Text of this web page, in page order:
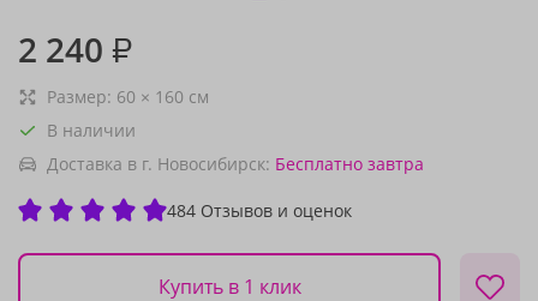
2 240 ₽
Размер: 60 × 160 см
В наличии
Доставка в г. Новосибирск: Бесплатно завтра
484 Отзывов и оценок
Купить в 1 клик